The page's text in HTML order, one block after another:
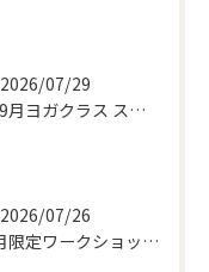
2026/07/29
【9月ヨガクラス スケジュールのお知らせ🌿】
2026/07/26
8月限定ワークショップ🌿🫧